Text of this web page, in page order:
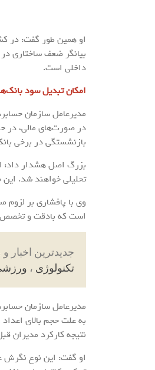
او همین طور گفت: در
بیانگر ضعف ساختاری
داخلی است.
امکان تبدیل سود
مدیرعامل سازمان
در صورت‌های مالی، در
بازنشستگی در برخی
بزرگ اصل هشدار داد:
تحلیلی خواهند شد. این
وی با پافشاری بر لزوم
است که بادقت و
جدیدترین اخبار و مهم ترین
تکنولوژی ،
مدیرعامل سازمان
به علت حجم بالای
نتیجه کارکرد مدیران